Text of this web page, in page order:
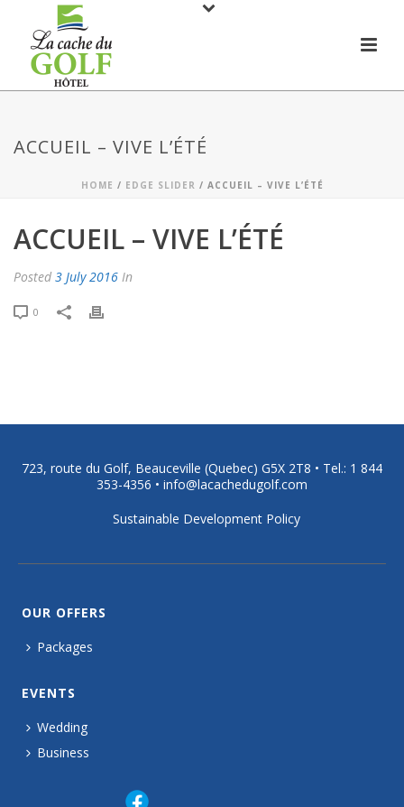
ACCUEIL – VIVE L’ÉTÉ
HOME / EDGE SLIDER / ACCUEIL – VIVE L’ÉTÉ
ACCUEIL – VIVE L’ÉTÉ
Posted 3 July 2016 In
0
723, route du Golf, Beauceville (Quebec) G5X 2T8 • Tel.: 1 844
353-4356 • info@lacachedugolf.com
Sustainable Development Policy
OUR OFFERS
Packages
EVENTS
Wedding
Business